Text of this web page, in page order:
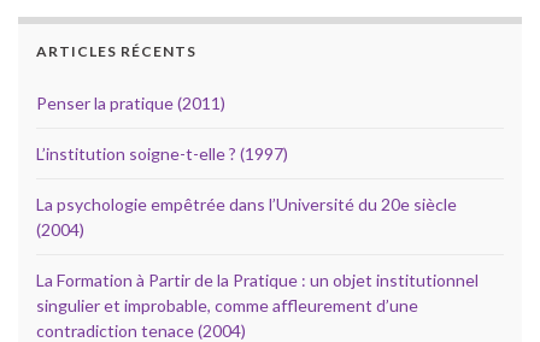
ARTICLES RÉCENTS
Penser la pratique (2011)
L’institution soigne-t-elle ? (1997)
La psychologie empêtrée dans l’Université du 20e siècle
(2004)
La Formation à Partir de la Pratique : un objet institutionnel
singulier et improbable, comme affleurement d’une
contradiction tenace (2004)